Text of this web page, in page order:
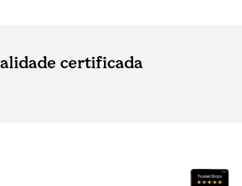
certificada